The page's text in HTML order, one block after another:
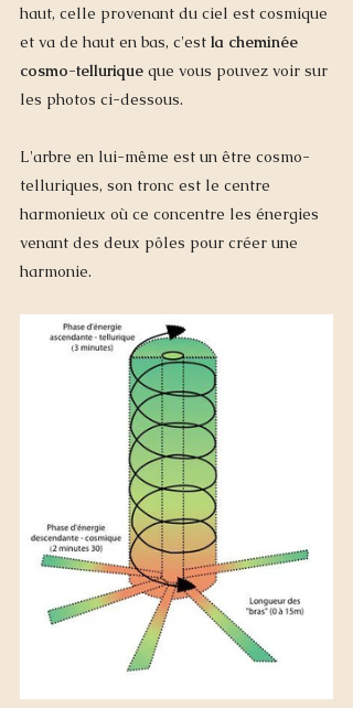
haut, celle provenant du ciel est cosmique
et va de haut en bas, c'est la cheminée
cosmo-tellurique que vous pouvez voir sur
les photos ci-dessous.
L'arbre en lui-même est un être cosmo-
telluriques, son tronc est le centre
harmonieux où ce concentre les énergies
venant des deux pôles pour créer une
harmonie.